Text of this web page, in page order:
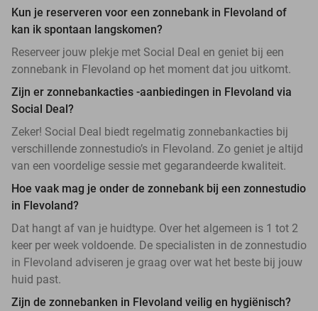
Kun je reserveren voor een zonnebank in Flevoland of
kan ik spontaan langskomen?
Reserveer jouw plekje met Social Deal en geniet bij een
zonnebank in Flevoland op het moment dat jou uitkomt.
Zijn er zonnebankacties -aanbiedingen in Flevoland via
Social Deal?
Zeker! Social Deal biedt regelmatig zonnebankacties bij
verschillende zonnestudio’s in Flevoland. Zo geniet je altijd
van een voordelige sessie met gegarandeerde kwaliteit.
Hoe vaak mag je onder de zonnebank bij een zonnestudio
in Flevoland?
Dat hangt af van je huidtype. Over het algemeen is 1 tot 2
keer per week voldoende. De specialisten in de zonnestudio
in Flevoland adviseren je graag over wat het beste bij jouw
huid past.
Zijn de zonnebanken in Flevoland veilig en hygiënisch?